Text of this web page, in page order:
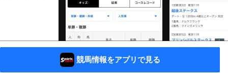
競馬情報をアプリで見る